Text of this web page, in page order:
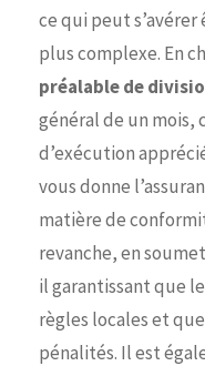
ce qui peut
plus complexe. En
préalable de
général de un mois,
d’exécution
vous donne
matière de
revanche, en
il garantissant que
règles locales et
pénalités. Il est